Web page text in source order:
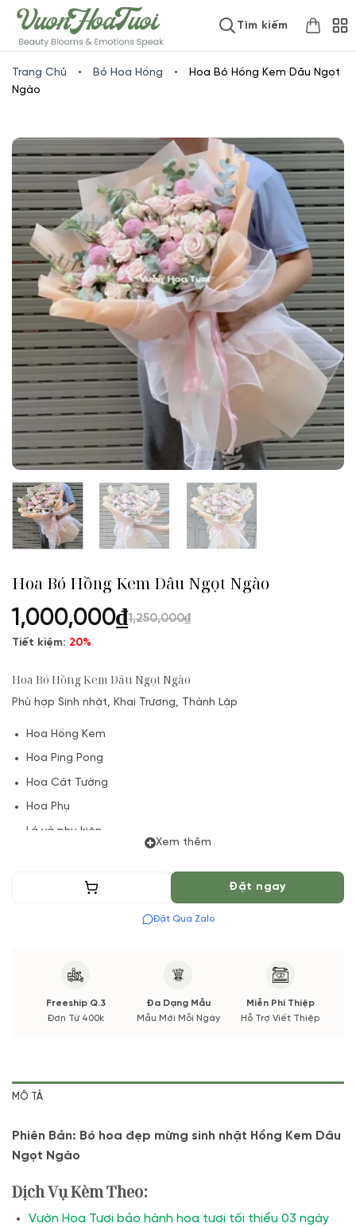
www.vuonhoatuoi.vnSkip
to
content
Tìm kiếm
Trang Chủ • Bó Hoa Hồng •
Hoa Bó Hồng Kem Dâu Ngọt
Ngào
Hoa Bó Hồng Kem Dâu Ngọt Ngào
1,000,000₫1,250,000₫
Tiết kiệm: 20%
Hoa Bó Hồng Kem Dâu Ngọt Ngào
Phù hợp Sinh nhật, Khai Trương, Thành Lập
Hoa Hồng Kem
Hoa Ping Pong
Hoa Cát Tường
Hoa Phụ
Lá và phụ kiện
đảm bảo phong cách cắm, tone màu sắc. Nếu có thay đổi về
Hoa phụ và thời gian giao sẽ được thông báo đến Quý khách
hàng xác nhận trước khi cắm hay bó.
Xem thêm
Thêm vào giỏ Đặt ngay
Đặt Qua Zalo
Freeship Q.3
Đơn Từ 400k
Đa Dạng Mẫu
Mẫu Mới Mỗi Ngày
Miễn Phí Thiệp
Hỗ Trợ Viết Thiệp
MÔ TẢ
Phiên Bản: Bó hoa đẹp mừng sinh nhật Hồng Kem Dâu
Ngọt Ngào
Dịch Vụ Kèm Theo:
Vườn Hoa Tươi bảo hành hoa tươi tối thiểu 03 ngày